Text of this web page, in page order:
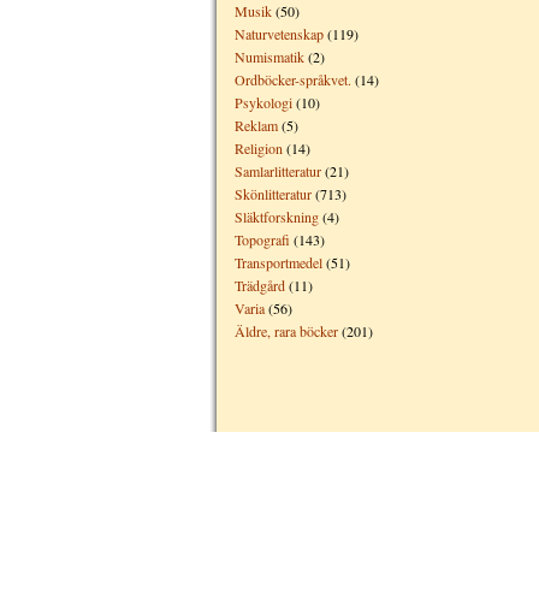
Musik(50)
Naturvetenskap(119)
Numismatik(2)
Ordböcker-språkvet. (14)
Psykologi(10)
Reklam(5)
Religion (14)
Samlarlitteratur(21)
Skönlitteratur(713)
Släktforskning(4)
Topografi (143)
Transportmedel(51)
Trädgård(11)
Varia(56)
Äldre, rara böcker(201)